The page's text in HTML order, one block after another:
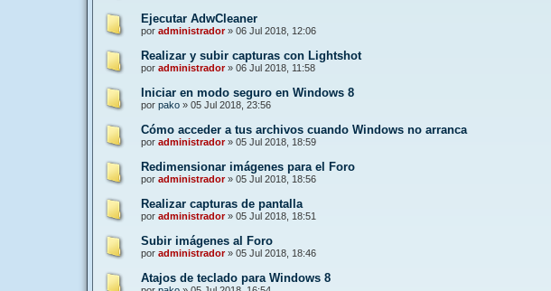
Ejecutar AdwCleaner
por administrador» 06 Jul 2018, 12:06
Realizar y subir capturas con Lightshot
por administrador» 06 Jul 2018, 11:58
Iniciar en modo seguro en Windows 8
por pako » 05 Jul 2018, 23:56
Cómo acceder a tus archivos cuando Windows no arranca
por administrador» 05 Jul 2018, 18:59
Redimensionar imágenes para el Foro
por administrador» 05 Jul 2018, 18:56
Realizar capturas de pantalla
por administrador» 05 Jul 2018, 18:51
Subir imágenes al Foro
por administrador» 05 Jul 2018, 18:46
Atajos de teclado para Windows 8